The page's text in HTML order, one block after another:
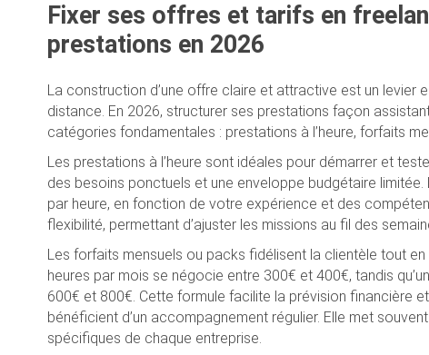
Fixer ses offres et tarifs en
prestations en 2026
La construction d’une offre claire et attractive est un levier
distance. En 2026, structurer ses prestations façon
catégories fondamentales : prestations à l’heure, forfaits
Les prestations à l’heure sont idéales pour démarrer et
des besoins ponctuels et une enveloppe budgétaire
par heure, en fonction de votre expérience et des
flexibilité, permettant d’ajuster les missions au fil des
Les forfaits mensuels ou packs fidélisent la clientèle tout
heures par mois se négocie entre 300€ et 400€, tandis
600€ et 800€. Cette formule facilite la prévision financière
bénéficient d’un accompagnement régulier. Elle met
spécifiques de chaque entreprise.